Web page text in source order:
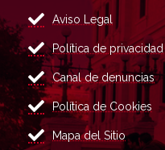
Aviso Legal
Política de privacidad
Canal de denuncias
Política de Cookies
Mapa del Sitio